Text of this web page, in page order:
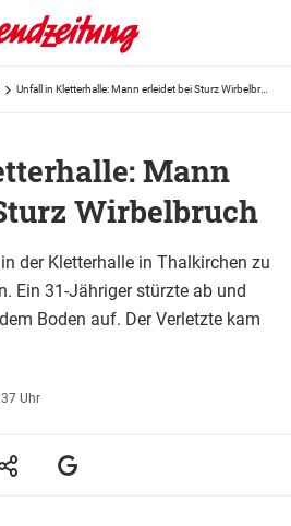
Unfall in Kletterhalle: Mann erleidet bei Sturz Wirbelbruch
Mann
Wirbelbruch
der Kletterhalle in Thalkirchen zu
Ein 31-Jähriger stürzte ab und
Boden auf. Der Verletzte kam
Uhr